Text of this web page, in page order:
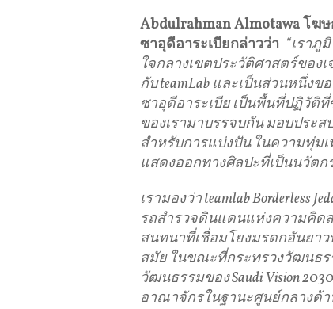
Abdulrahman Almotawa โฆ
ซาอุดีอาระเบียกล่าวว่า “เรา
ใจกลางเขตประวัติศาสตร์ขอ
กับ teamLab และเป็นส่วนหนึ่
ซาอุดีอาระเบีย เป็นพื้นที่ปฏิวัติ
ของเรามาบรรจบกัน มอบประ
สําหรับการแบ่งปัน ในความทุ่ม
แสดงออกทางศิลปะที่เป็นนวัต
เรามองว่า teamlab
รถสํารวจดินแดนแห่งความคิด
สนทนาที่เชื่อมโยงมรดกอันยา
สมัย ในขณะที่กระทรวงวัฒนธร
วัฒนธรรมของ Saudi Vision
อาณาจักรในฐานะศูนย์กลางด้